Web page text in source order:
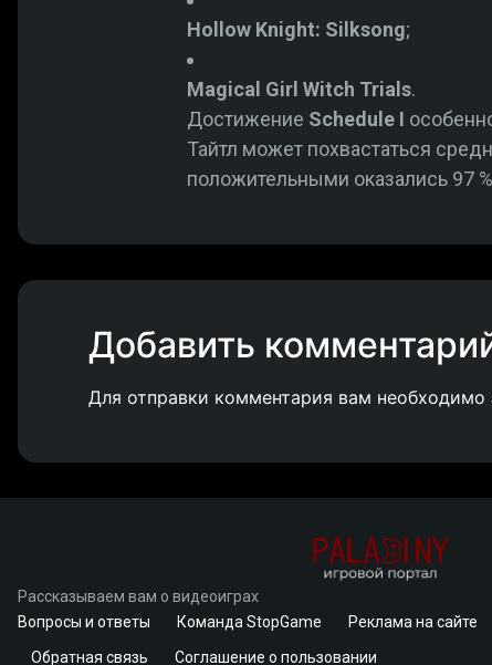
Hollow Knight: Silksong;
Magical Girl Witch Trials.
Достижение Schedule I
Тайтл может похвастаться
положительными оказались 97
Добавить
Для отправки комментария вам необходимо
Рассказываем вам о видеоиграх
Вопросы и ответы
Команда StopGame Реклама на сайте
Обратная связь
Соглашение о пользовании